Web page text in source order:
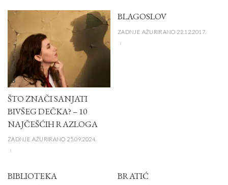
B
ŠTO ZNAČI SANJATI
BIVŠEG DEČKA? – 10
NAJČEŠĆIH RAZLOGA
ZADNJE AŽURIRANO 25.09.2024.
BLAGOSLOV
ZADNJE AŽURIRANO 22.12.2017.
BIBLIOTEKA BRATIĆ